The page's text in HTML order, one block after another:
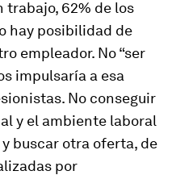
trabajo, 62% de los
hay posibilidad de
empleador. No “ser
impulsaría a esa
No conseguir
y el ambiente laboral
buscar otra oferta, de
por